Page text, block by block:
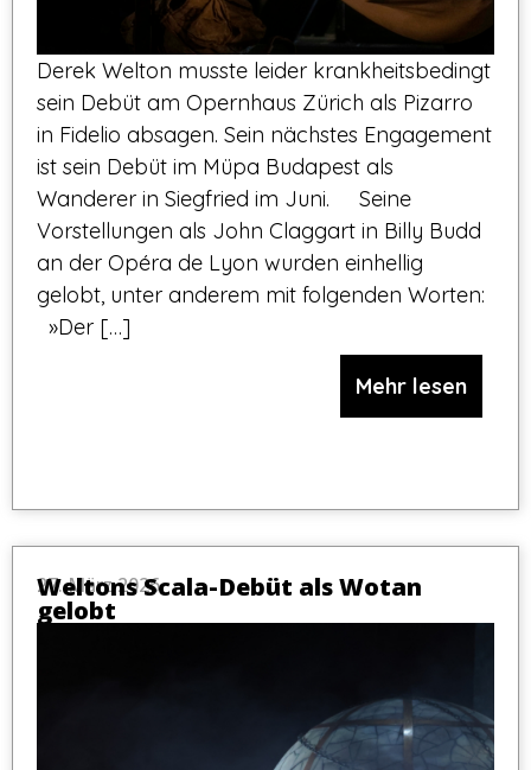
Derek Welton musste leider krankheitsbedingt
sein Debüt am Opernhaus Zürich als Pizarro
in Fidelio absagen. Sein nächstes Engagement
ist sein Debüt im Müpa Budapest als
Wanderer in Siegfried im Juni. Seine
Vorstellungen als John Claggart in Billy Budd
an der Opéra de Lyon wurden einhellig
gelobt, unter anderem mit folgenden Worten:
»Der […]
Mehr lesen
27. März 2026
Weltons Scala-Debüt als Wotan
gelobt